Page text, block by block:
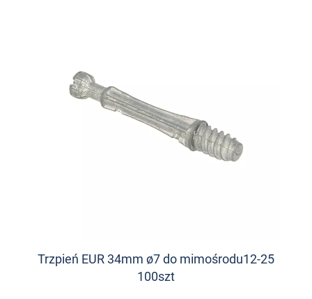
Trzpień EUR 34mm ø7 do mimośrodu12-25
100szt